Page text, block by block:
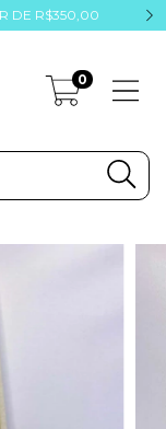
DE R$350,00
0